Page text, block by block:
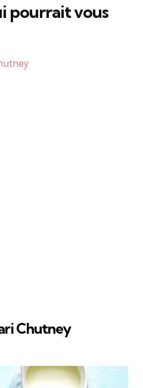
pourrait vous
Chutney